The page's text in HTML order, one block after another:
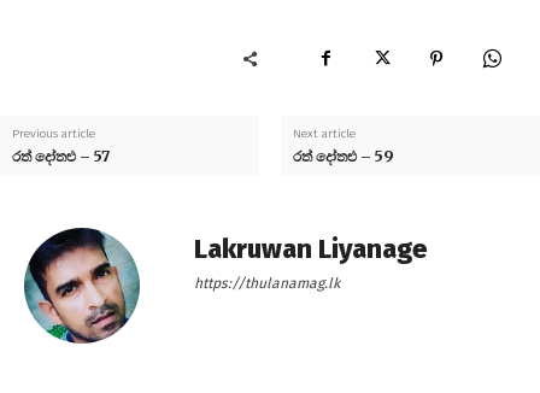
Previous article
රත් දෝතළු – 57
Next article
රත් දෝතළු – 59
Lakruwan Liyanage
https://thulanamag.lk